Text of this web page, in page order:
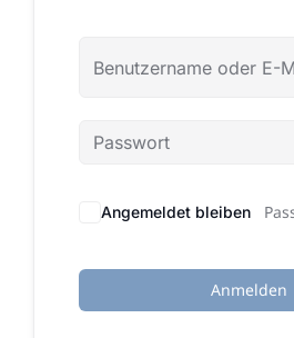
Angemeldet bleiben
Anmelden